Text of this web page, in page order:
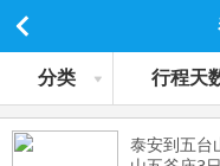
分类 行程天
泰安到五台